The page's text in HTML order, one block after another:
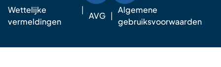
Wettelijke
vermeldingen
AVG
Algemene
gebruiksvoorwaarden